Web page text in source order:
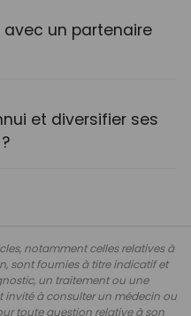
avec un partenaire
et diversifier ses
notamment celles relatives à
sont fournies à titre indicatif et
un traitement ou une
invité à consulter un médecin ou
toute question relative à son